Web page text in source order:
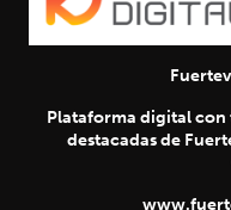
Plataforma digital
destacadas de